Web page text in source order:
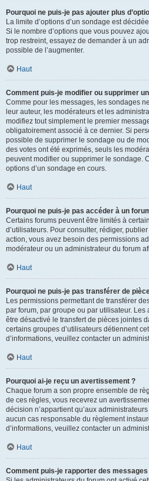
Pourquoi ne puis-je pas ajouter plus
La limite d’options d’un sondage est
Si le nombre d’options que vous pouvez
trop restreint, essayez de demander à un
possible de l’augmenter.
Haut
Comment puis-je modifier ou supprimer
Comme pour les messages, les sondages
leur auteur, les modérateurs et les
modifiez tout simplement le premier
obligatoirement associé à ce dernier. Si
possible de supprimer le sondage ou de
des votes ont été exprimés, seuls les
peuvent modifier ou supprimer le sondage.
options d’un sondage en cours.
Haut
Pourquoi ne puis-je pas accéder à un
Certains forums peuvent être limités à
d’utilisateurs. Pour consulter, rédiger,
action, vous avez besoin des permissions
modérateur ou un administrateur du forum
Haut
Pourquoi ne puis-je pas transférer de
Les permissions permettant de transférer
par forum, par groupe ou par utilisateur.
être désactivé le transfert de pièces jointes
certains groupes d’utilisateurs détiennent
d’informations, veuillez contacter un
Haut
Pourquoi ai-je reçu un avertissement ?
Chaque forum a son propre ensemble de
de ces règles, vous recevrez un
décision n’appartient qu’aux
aucun cas responsable du règlement
d’informations, veuillez contacter un
Haut
Comment puis-je rapporter des